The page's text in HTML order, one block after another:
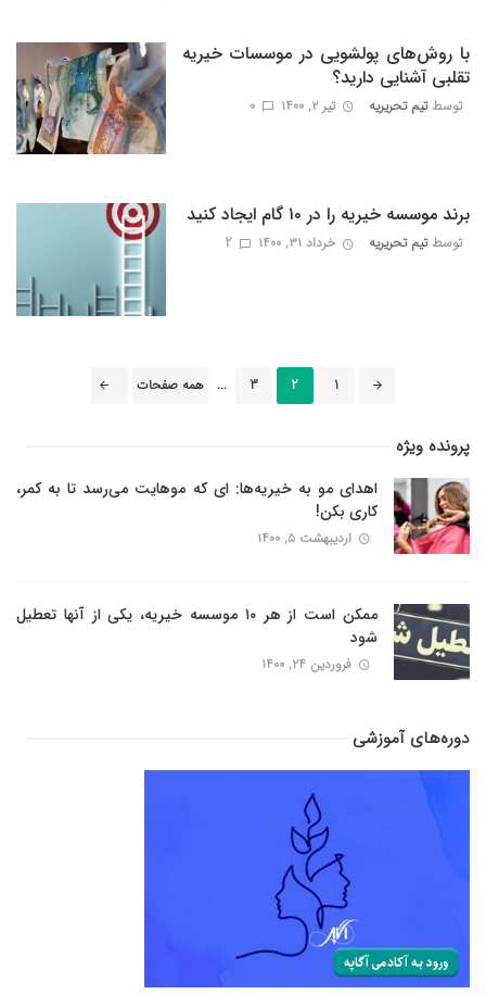
با روش‌های پولشویی در موسسات خیریه
تقلبی آشنایی دارید؟
توسطتیم تحریریه تیر ۲, ۱۴۰۰ 0
برند موسسه خیریه را در ۱۰ گام ایجاد کنید
توسطتیم تحریریه خرداد ۳۱, ۱۴۰۰ 2
1
2
3
... همه صفحات
پرونده ویژه
اهدای مو به خیریه‌ها: ای که موهایت می‌رسد تا به کمر،
کاری بکن!
اردیبهشت ۵, ۱۴۰۰
ممکن است از هر ۱۰ موسسه خیریه، یکی از آنها تعطیل
شود
فروردین ۲۴, ۱۴۰۰
دوره‌های آموزشی